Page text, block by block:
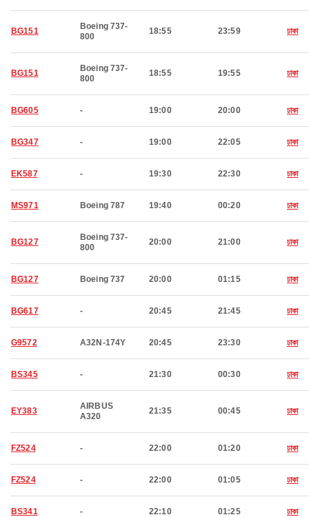
BG151
Boeing 737-
800
18:55 23:59 ঢাকা
BG151
Boeing 737-
800
18:55 19:55 ঢাকা
BG605 - 19:00 20:00 ঢাকা
BG347 - 19:00 22:05 ঢাকা
EK587 - 19:30 22:30 ঢাকা
MS971 Boeing 787 19:40 00:20 ঢাকা
BG127
Boeing 737-
800
20:00 21:00 ঢাকা
BG127 Boeing 737 20:00 01:15 ঢাকা
BG617 - 20:45 21:45 ঢাকা
G9572 A32N-174Y 20:45 23:30 ঢাকা
BS345 - 21:30 00:30 ঢাকা
EY383
AIRBUS
A320
21:35 00:45 ঢাকা
FZ524 - 22:00 01:20 ঢাকা
FZ524 - 22:00 01:05 ঢাকা
BS341 - 22:10 01:25 ঢাকা